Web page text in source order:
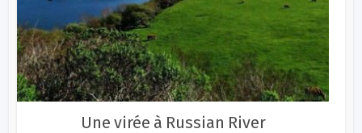
Une virée à Russian River